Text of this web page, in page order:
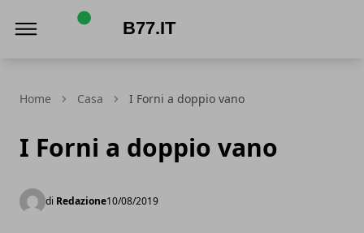
Home Casa I Forni a doppio vano
I Forni a doppio vano
di Redazione10/08/2019